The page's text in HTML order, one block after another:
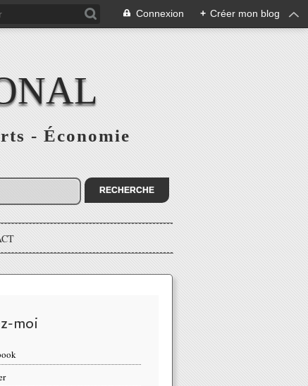
Connexion + Créer mon blog
- Économie
moi